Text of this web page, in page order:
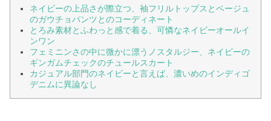
ネイビーの上品さが際立つ、袖フリルトップスとベージュ
のガウチョパンツとのコーディネート
とろみ素材とふわっと感で着る、可憐なネイビーオールイ
ンワン
フェミニンさの中に微かに漂うノスタルジー、ネイビーの
ギンガムチェックのチュールスカート
カジュアル部門のネイビーと言えば、濃いめのインディゴ
デニムに異論なし